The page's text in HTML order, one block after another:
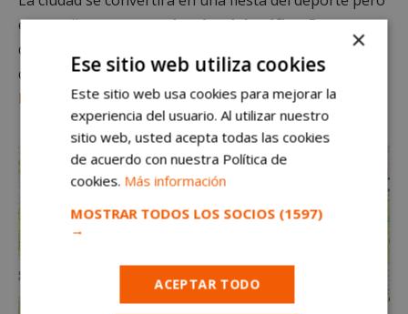
eso conllevacortes y desvíos del tráfico. Este
domingo los conductores deben tenerlo muy en
cuenta y atender a las recomendaciones dePolicía
Municipal de Alcorcón.
×
Ese sitio web utiliza cookies
Este sitio web usa cookies para mejorar la
experiencia del usuario. Al utilizar nuestro
sitio web, usted acepta todas las cookies
de acuerdo con nuestra Política de
cookies. Más información
MOSTRAR TODOS LOS SOCIOS (1597)
→
ACEPTAR TODO